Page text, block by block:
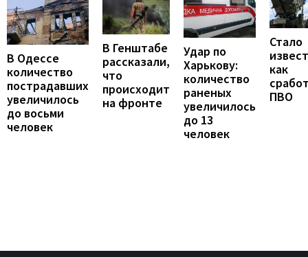
В Одессе
количество
пострадавших
увеличилось
до восьми
человек
В Генштабе
рассказали,
что
происходит
на фронте
Удар по
Харькову:
количество
раненых
увеличилось
до 13
человек
Стало
как
ПВО